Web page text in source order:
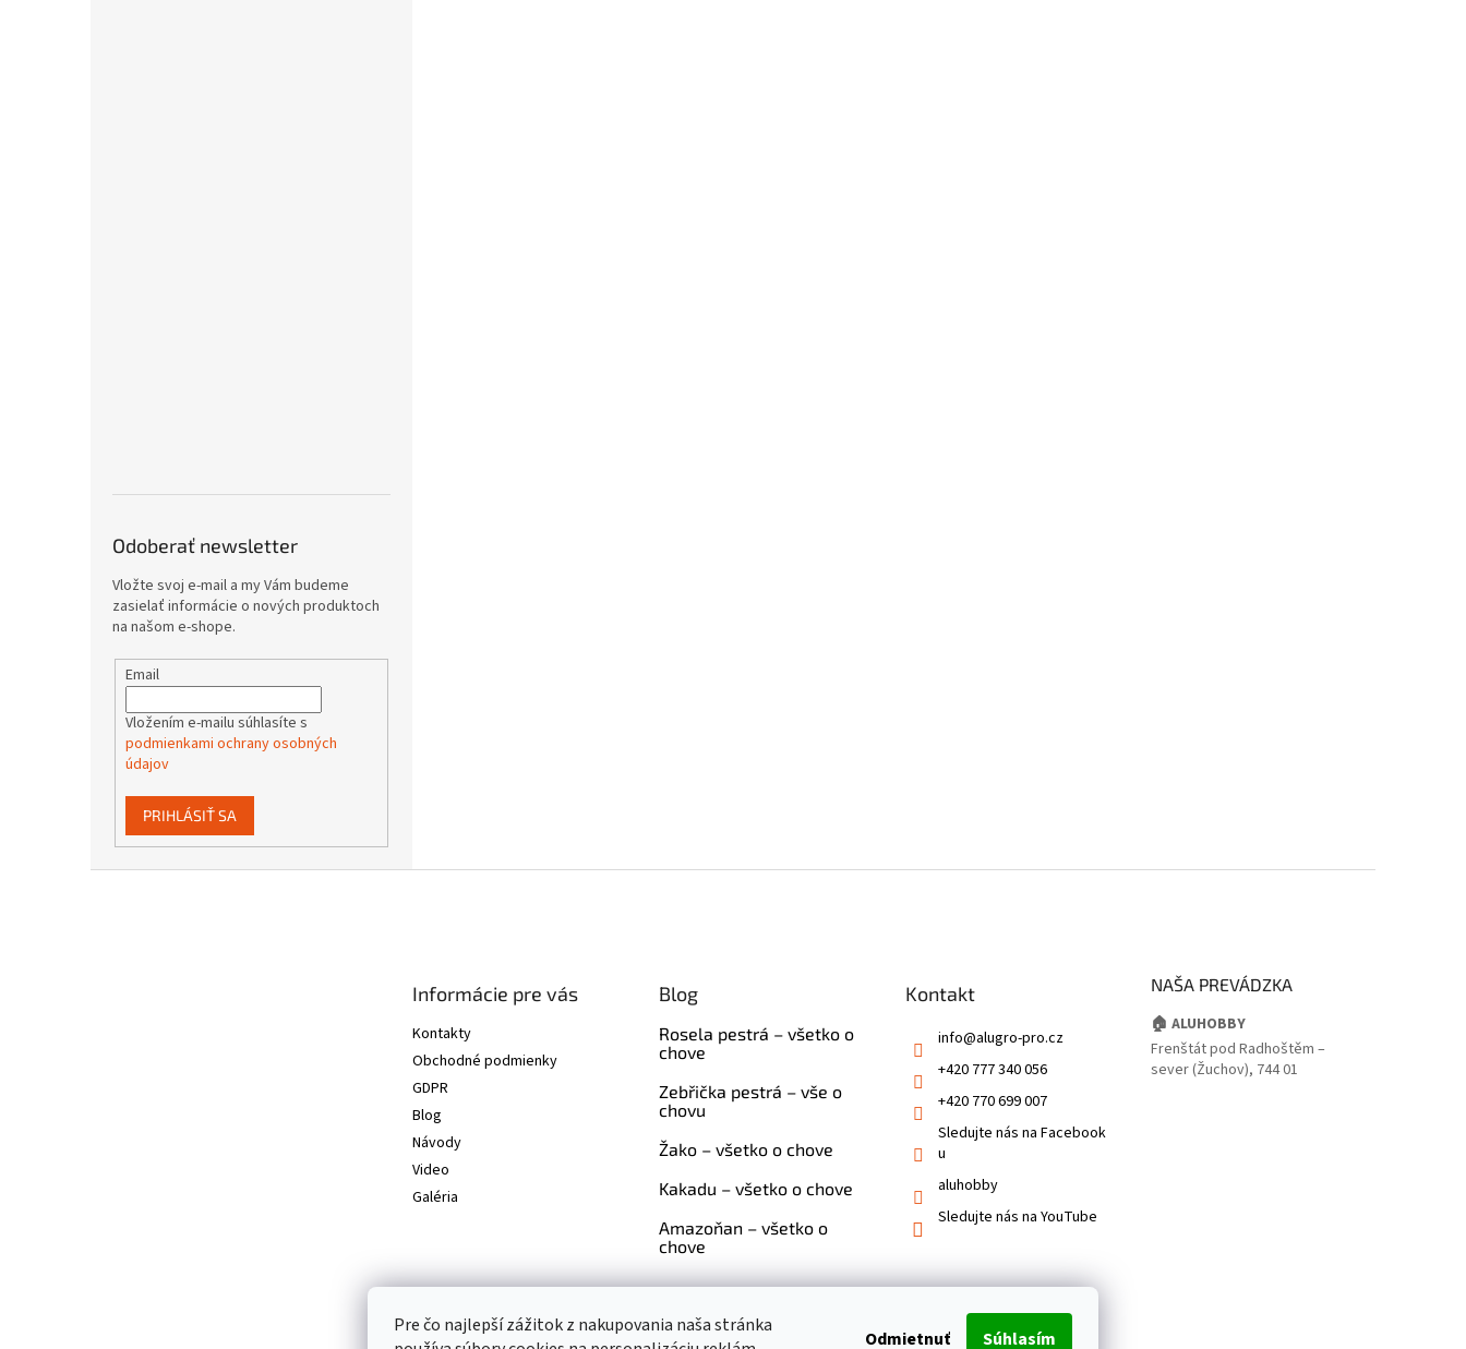
Pre čo najlepší zážitok z nakupovania naša stránka
Odmietnuť Súhlasím
Odoberať newsletter
Vložte svoj e-mail a my Vám budeme
zasielať informácie o nových produktoch
na našom e-shope.
Email
Vložením e-mailu súhlasíte s
podmienkami ochrany osobných
údajov
PRIHLÁSIŤ SA
Informácie pre vás
Kontakty
Obchodné podmienky
GDPR
Blog
Návody
Video
Galéria
Blog
Rosela pestrá – všetko o
chove
Zebřička pestrá – vše o
chovu
Žako – všetko o chove
Kakadu – všetko o chove
Amazoňan – všetko o
chove
Kontakt
info@alugro-pro.cz
+420 777 340 056
+420 770 699 007
Sledujte nás na Facebook
u
aluhobby
Sledujte nás na YouTube
NAŠA PREVÁDZKA
🏠 ALUHOBBY
Frenštát pod Radhoštěm –
sever (Žuchov), 744 01